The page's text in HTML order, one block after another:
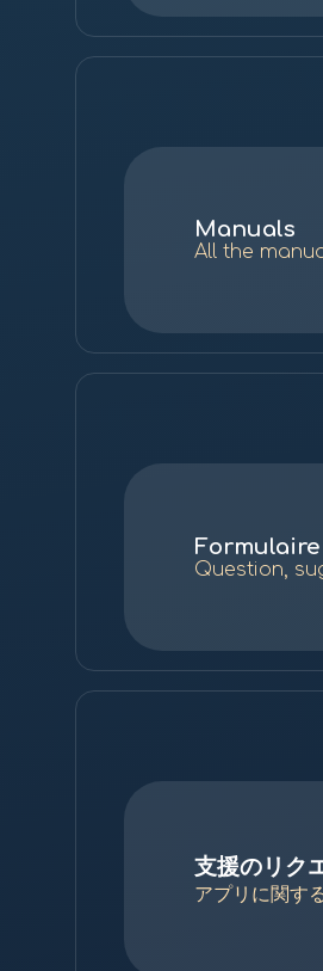
Manuals
All the
Question,
支援のリク
アプリに関す